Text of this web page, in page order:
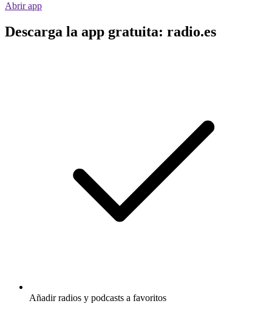
Abrir app
Descarga la app gratuita: radio.es
Añadir radios y podcasts a favoritos